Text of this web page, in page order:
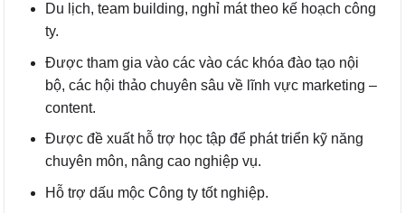
Du lịch, team building, nghỉ mát theo kế hoạch công
ty.
Được tham gia vào các vào các khóa đào tạo nội
bộ, các hội thảo chuyên sâu về lĩnh vực marketing –
content.
Được đề xuất hỗ trợ học tập để phát triển kỹ năng
chuyên môn, nâng cao nghiệp vụ.
Hỗ trợ dấu mộc Công ty tốt nghiệp.